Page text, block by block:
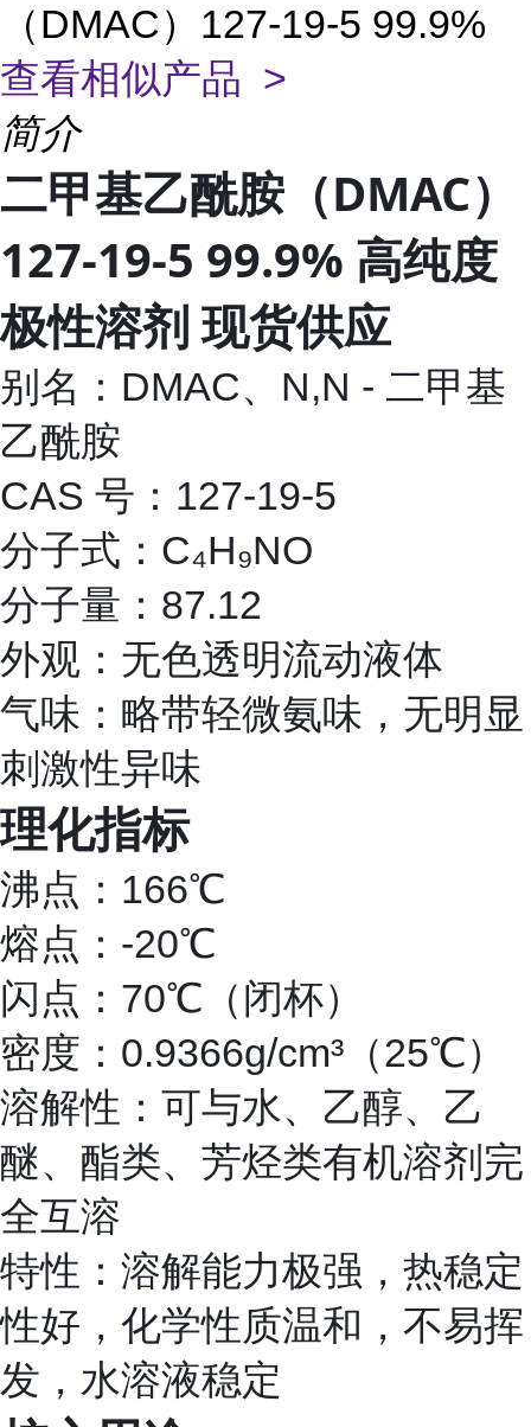
（DMAC）127-19-5 99.9%
查看相似产品 >
简介
二甲基乙酰胺（DMAC）
127-19-5 99.9% 高纯度
极性溶剂 现货供应
别名：DMAC、N,N - 二甲基
乙酰胺
CAS 号：127-19-5
分子式：C₄H₉NO
分子量：87.12
外观：无色透明流动液体
气味：略带轻微氨味，无明显
刺激性异味
理化指标
沸点：166℃
熔点：-20℃
闪点：70℃（闭杯）
密度：0.9366g/cm³（25℃）
溶解性：可与水、乙醇、乙
醚、酯类、芳烃类有机溶剂完
全互溶
特性：溶解能力极强，热稳定
性好，化学性质温和，不易挥
发，水溶液稳定